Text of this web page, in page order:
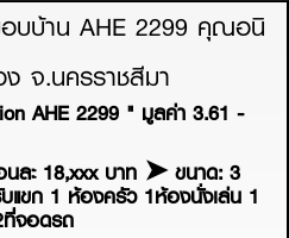
บ้าน AHE 2299 คุณอนิ
จ.นครราชสีมา
AHE 2299 " มูลค่า 3.61 -
นละ 18,xxx บาท ➤ ขนาด: 3
ขก 1 ห้องครัว 1ห้องนั่งเล่น 1
ที่จอดรถ